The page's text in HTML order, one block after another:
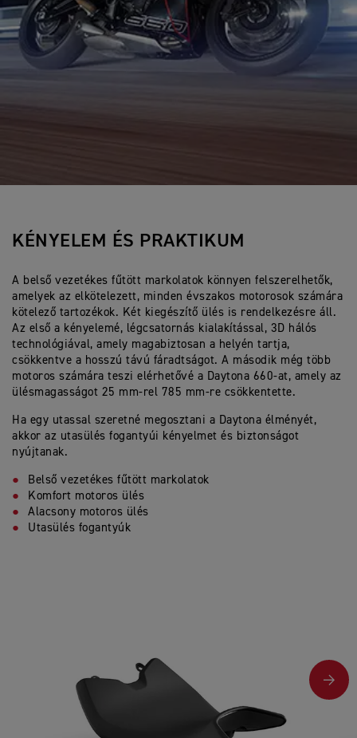
KÉNYELEM ÉS PRAKTIKUM
A belső vezetékes fűtött markolatok könnyen felszerelhetők,
amelyek az elkötelezett, minden évszakos motorosok számára
kötelező tartozékok. Két kiegészítő ülés is rendelkezésre áll.
Az első a kényelemé, légcsatornás kialakítással, 3D hálós
technológiával, amely magabiztosan a helyén tartja,
csökkentve a hosszú távú fáradtságot. A második még több
motoros számára teszi elérhetővé a Daytona 660-at, amely az
ülésmagasságot 25 mm-rel 785 mm-re csökkentette.
Ha egy utassal szeretné megosztani a Daytona élményét,
akkor az utasülés fogantyúi kényelmet és biztonságot
nyújtanak.
Belső vezetékes fűtött markolatok
Komfort motoros ülés
Alacsony motoros ülés
Utasülés fogantyúk